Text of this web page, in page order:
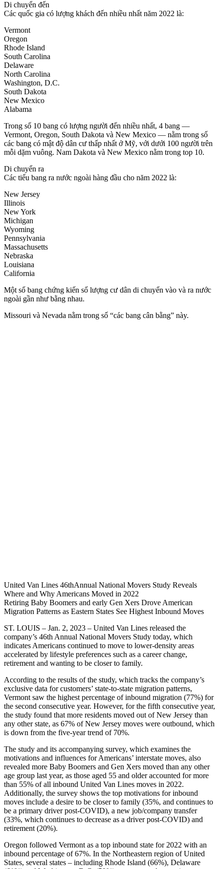
Di chuyển đến
Các quốc gia có lượng khách đến nhiều nhất năm 2022 là:
Vermont
Oregon
Rhode Island
South Carolina
Delaware
North Carolina
Washington, D.C.
South Dakota
New Mexico
Alabama
Trong số 10 bang có lượng người đến nhiều nhất, 4 bang —
Vermont, Oregon, South Dakota và New Mexico — nằm trong số
các bang có mật độ dân cư thấp nhất ở Mỹ, với dưới 100 người trên
mỗi dặm vuông. Nam Dakota và New Mexico nằm trong top 10.
Di chuyển ra
Các tiểu bang ra nước ngoài hàng đầu cho năm 2022 là:
New Jersey
Illinois
New York
Michigan
Wyoming
Pennsylvania
Massachusetts
Nebraska
Louisiana
California
Một số bang chứng kiến số lượng cư dân di chuyển vào và ra nước
ngoài gần như bằng nhau.
Missouri và Nevada nằm trong số “các bang cân bằng” này.
United Van Lines 46thAnnual National Movers Study Reveals
Where and Why Americans Moved in 2022
Retiring Baby Boomers and early Gen Xers Drove American
Migration Patterns as Eastern States See Highest Inbound Moves
ST. LOUIS – Jan. 2, 2023 – United Van Lines released the
company’s 46th Annual National Movers Study today, which
indicates Americans continued to move to lower-density areas
accelerated by lifestyle preferences such as a career change,
retirement and wanting to be closer to family.
According to the results of the study, which tracks the company’s
exclusive data for customers’ state-to-state migration patterns,
Vermont saw the highest percentage of inbound migration (77%) for
the second consecutive year. However, for the fifth consecutive year,
the study found that more residents moved out of New Jersey than
any other state, as 67% of New Jersey moves were outbound, which
is down from the five-year trend of 70%.
The study and its accompanying survey, which examines the
motivations and influences for Americans’ interstate moves, also
revealed more Baby Boomers and Gen Xers moved than any other
age group last year, as those aged 55 and older accounted for more
than 55% of all inbound United Van Lines moves in 2022.
Additionally, the survey shows the top motivations for inbound
moves include a desire to be closer to family (35%, and continues to
be a primary driver post-COVID), a new job/company transfer
(33%, which continues to decrease as a driver post-COVID) and
retirement (20%).
Oregon followed Vermont as a top inbound state for 2022 with an
inbound percentage of 67%. In the Northeastern region of United
States, several states – including Rhode Island (66%), Delaware